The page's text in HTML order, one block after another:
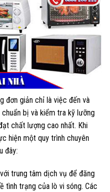
đơn giản chỉ là việc đến và
bị và kiểm tra kỹ lưỡng
chất lượng cao nhất. Khi
hiện một quy trình chuyên
đây:
trung tâm dịch vụ để đăng
tình trạng của lò vi sóng. Các